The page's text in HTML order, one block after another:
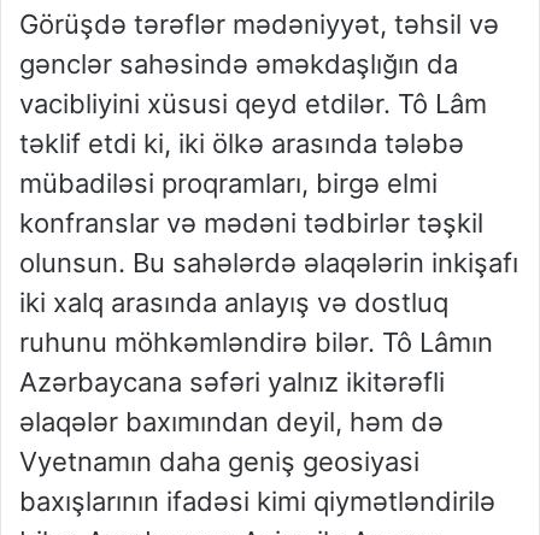
Görüşdə tərəflər mədəniyyət, təhsil və
gənclər sahəsində əməkdaşlığın da
vacibliyini xüsusi qeyd etdilər. Tô Lâm
təklif etdi ki, iki ölkə arasında tələbə
mübadiləsi proqramları, birgə elmi
konfranslar və mədəni tədbirlər təşkil
olunsun. Bu sahələrdə əlaqələrin inkişafı
iki xalq arasında anlayış və dostluq
ruhunu möhkəmləndirə bilər. Tô Lâmın
Azərbaycana səfəri yalnız ikitərəfli
əlaqələr baxımından deyil, həm də
Vyetnamın daha geniş geosiyasi
baxışlarının ifadəsi kimi qiymətləndirilə